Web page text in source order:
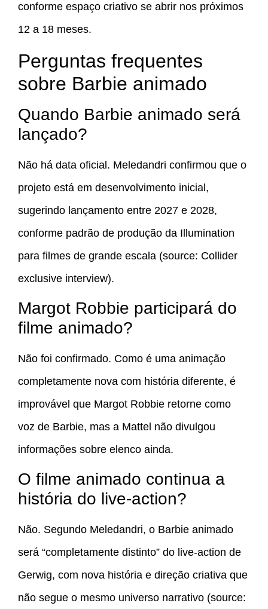
conforme espaço criativo se abrir nos próximos
12 a 18 meses.
Perguntas frequentes
sobre Barbie animado
Quando Barbie animado será
lançado?
Não há data oficial. Meledandri confirmou que o
projeto está em desenvolvimento inicial,
sugerindo lançamento entre 2027 e 2028,
conforme padrão de produção da Illumination
para filmes de grande escala (source: Collider
exclusive interview).
Margot Robbie participará do
filme animado?
Não foi confirmado. Como é uma animação
completamente nova com história diferente, é
improvável que Margot Robbie retorne como
voz de Barbie, mas a Mattel não divulgou
informações sobre elenco ainda.
O filme animado continua a
história do live-action?
Não. Segundo Meledandri, o Barbie animado
será “completamente distinto” do live-action de
Gerwig, com nova história e direção criativa que
não segue o mesmo universo narrativo (source: